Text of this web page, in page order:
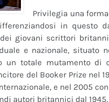
Privilegia una
in questo
giovani scrittori
e nazionale, situato
un totale mutamento di
del Booker Prize nel
e nel 2005
autori britannici dal 1945.